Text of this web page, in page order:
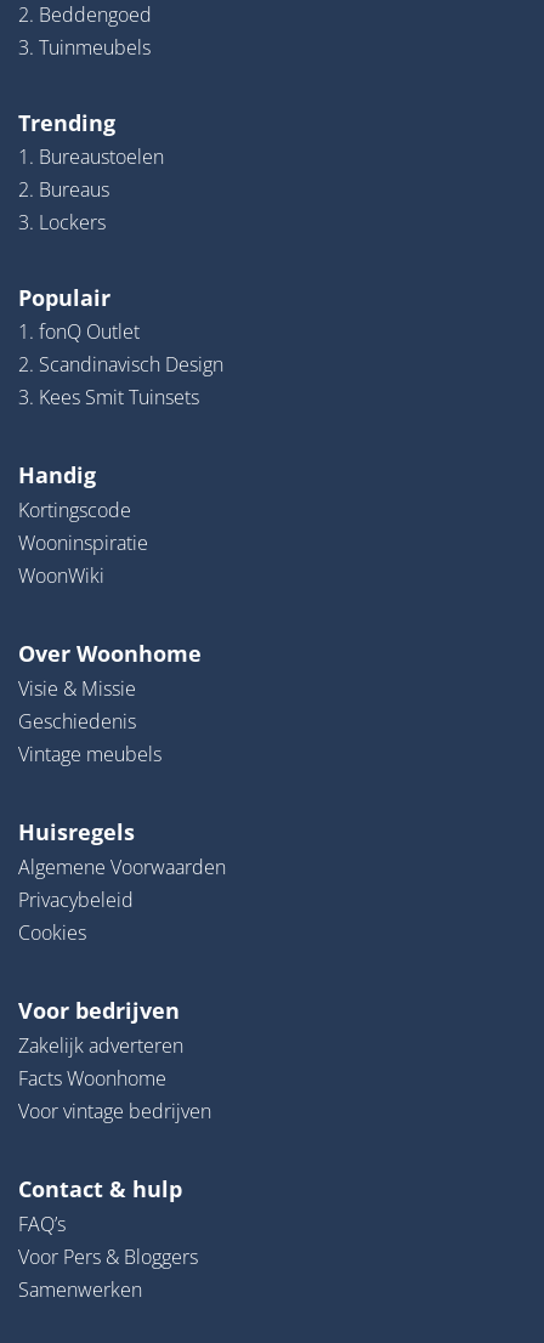
2. Beddengoed
3. Tuinmeubels
Trending
1. Bureaustoelen
2. Bureaus
3. Lockers
Populair
1. fonQ Outlet
2. Scandinavisch Design
3. Kees Smit Tuinsets
Handig
Kortingscode
Wooninspiratie
WoonWiki
Over Woonhome
Visie & Missie
Geschiedenis
Vintage meubels
Huisregels
Algemene Voorwaarden
Privacybeleid
Cookies
Voor bedrijven
Zakelijk adverteren
Facts Woonhome
Voor vintage bedrijven
Contact & hulp
FAQ’s
Voor Pers & Bloggers
Samenwerken